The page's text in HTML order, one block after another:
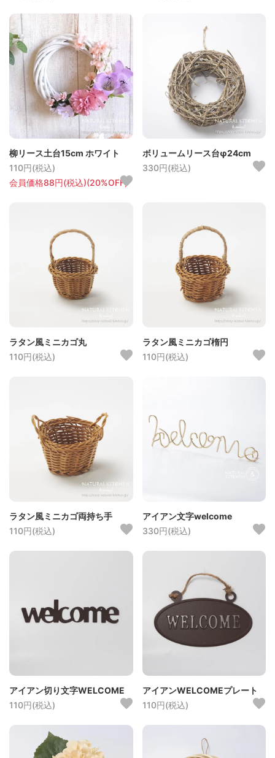
柳リース土台15cm ホワイト
110円(税込)
会員価格88円(税込)(20%OFF)
ボリュームリース台φ24cm
330円(税込)
ラタン風ミニカゴ丸
110円(税込)
ラタン風ミニカゴ楕円
110円(税込)
ラタン風ミニカゴ両持ち手
110円(税込)
アイアン文字welcome
330円(税込)
アイアン切り文字WELCOME
110円(税込)
アイアンWELCOMEプレート
110円(税込)